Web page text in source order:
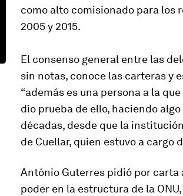
como alto comisionado para los
2005 y 2015.
El consenso general entre las
sin notas, conoce las carteras y
“además es una persona a la
dio prueba de ello, haciendo
décadas, desde que la
de Cuellar, quien estuvo a cargo
António Guterres pidió por carta
poder en la estructura de la